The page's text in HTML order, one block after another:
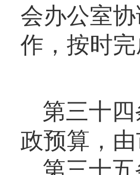
会办公室
作，按时
第三十四
政预算，
第三十五